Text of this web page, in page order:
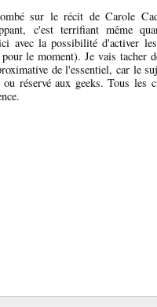
sur le récit de Carole
c'est terrifiant même
avec la possibilité d'activer
le moment). Je vais tacher
de l'essentiel, car le
ou réservé aux geeks. Tous les